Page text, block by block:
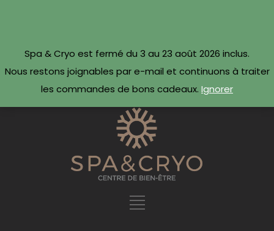
Réserver maintenant ·
Spa & Cryo est fermé du 3 au 23 août 2026 inclus.
Nous restons joignables par e-mail et continuons à traiter
les commandes de bons cadeaux. Ignorer